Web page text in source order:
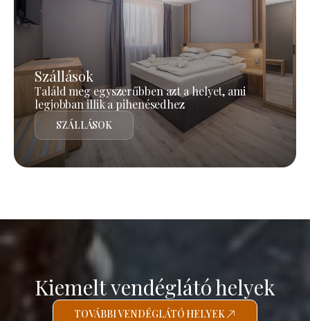
Szállások
Találd meg egyszerűbben azt a helyet, ami
legjobban illik a pihenésedhez
SZÁLLÁSOK
Kiemelt vendéglátó helyek
TOVÁBBI VENDÉGLÁTÓ HELYEK